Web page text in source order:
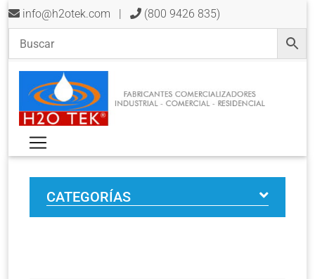
info@h2otek.com | (800 9426 835)
CATEGORÍAS